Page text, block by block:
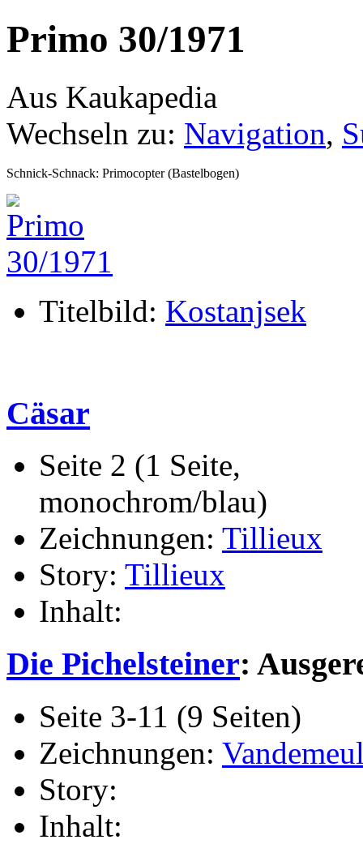
Primo 30/1971
Aus Kaukapedia
Wechseln zu: Navigation,
Schnick-Schnack: Primocopter (Bastelbogen)
Titelbild: Kostanjsek
Cäsar
Seite 2 (1 Seite,
monochrom/blau)
Zeichnungen: Tillieux
Story: Tillieux
Inhalt:
Die Pichelsteiner:
Seite 3-11 (9 Seiten)
Zeichnungen:
Story:
Inhalt: